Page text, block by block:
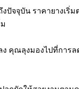
ปัจจุบัน ราคายางเริ่
คุณลุงมองไปที่การล